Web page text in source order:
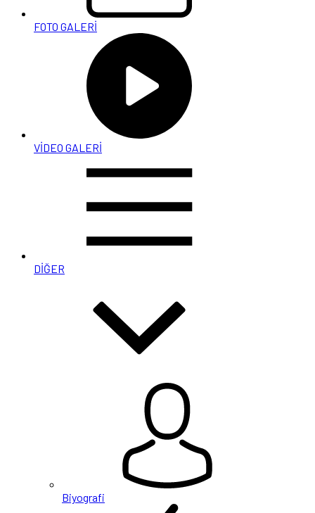
FOTO GALERİ
VİDEO GALERİ
DİĞER
Biyografi